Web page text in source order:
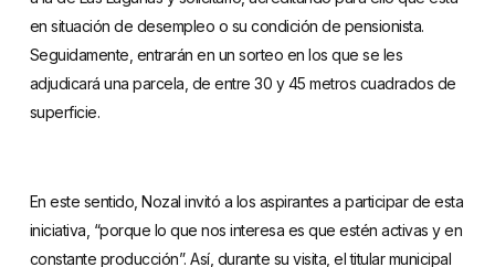
en situación de desempleo o su condición de pensionista.
Seguidamente, entrarán en un sorteo en los que se les
adjudicará una parcela, de entre 30 y 45 metros cuadrados de
superficie.
En este sentido, Nozal invitó a los aspirantes a participar de esta
iniciativa, “porque lo que nos interesa es que estén activas y en
constante producción”. Así, durante su visita, el titular municipal